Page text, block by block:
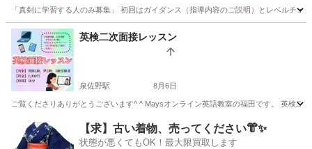
「真剣に学習する人のみ募集」 初回はガイダンス（指導内容のご説明）とレベルチ
大阪 枚方市 英会話
英検二次面接レッスン
泉佐野駅 8月6日
ご覧くださりありがとうございます^ ^ Maysオンライン英語教室の福田です。 英検
大阪 泉佐野市 泉佐野駅 英検 オンライン
【求】古い着物、売ってください👘✨
状態が悪くてもOK！最大限買取します